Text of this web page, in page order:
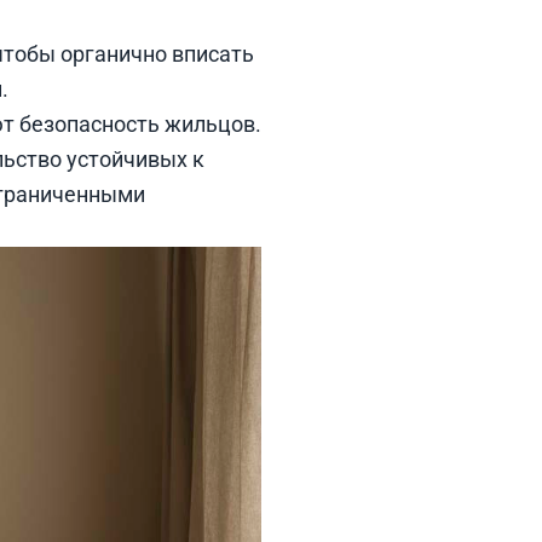
органично вписать
безопасность жильцов.
устойчивых к